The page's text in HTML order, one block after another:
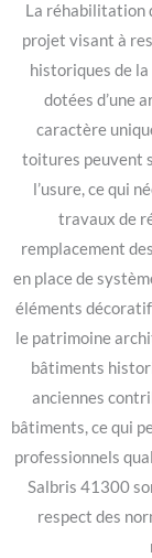
La réhabilitation
projet visant à
historiques de
dotées d’une
caractère
toitures peuvent
l’usure, ce qui
travaux de
remplacement
en place de
éléments
le patrimoine
bâtiments
anciennes
bâtiments, ce qui
professionnels
Salbris 41300
respect des